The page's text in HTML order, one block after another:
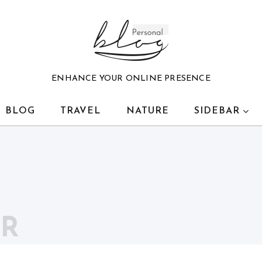
ENHANCE YOUR ONLINE PRESENCE
BLOG TRAVEL NATURE SIDEBAR